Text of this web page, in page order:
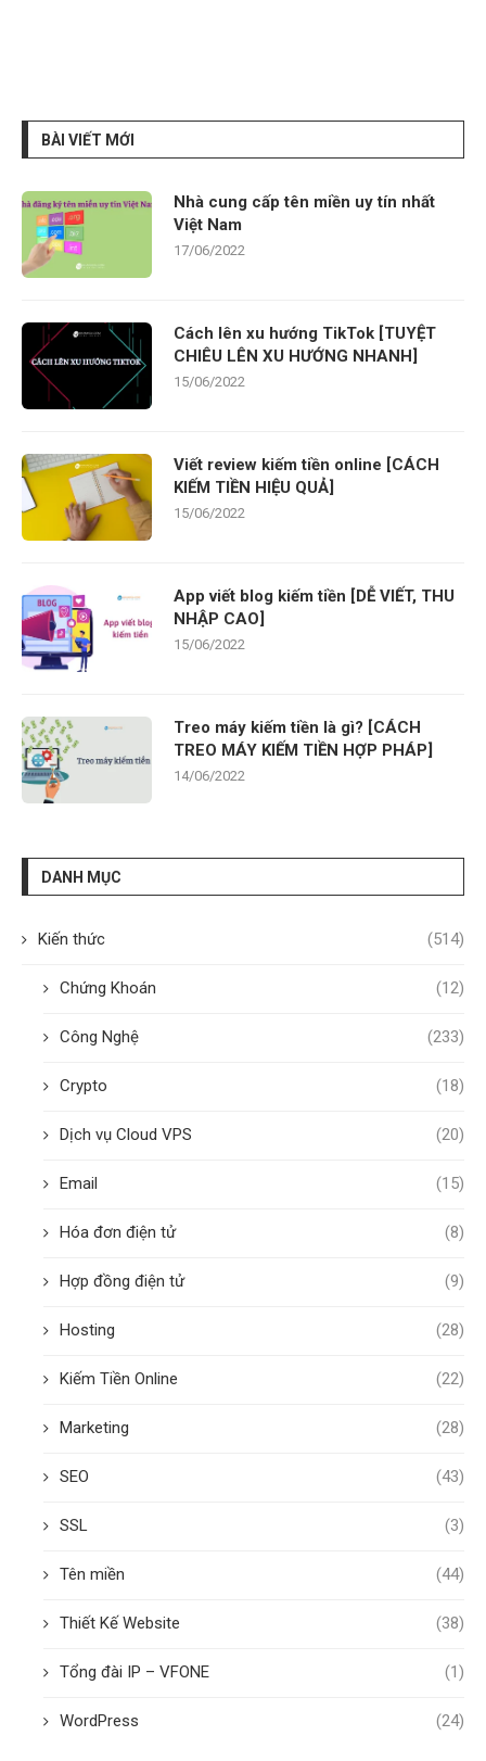
BÀI VIẾT MỚI
Nhà cung cấp tên miền uy tín nhất
Việt Nam
17/06/2022
Cách lên xu hướng TikTok [TUYỆT
CHIÊU LÊN XU HƯỚNG NHANH]
15/06/2022
Viết review kiếm tiền online [CÁCH
KIẾM TIỀN HIỆU QUẢ]
15/06/2022
App viết blog kiếm tiền [DỄ VIẾT, THU
NHẬP CAO]
15/06/2022
Treo máy kiếm tiền là gì? [CÁCH
TREO MÁY KIẾM TIỀN HỢP PHÁP]
14/06/2022
DANH MỤC
Kiến thức (514)
Chứng Khoán (12)
Công Nghệ (233)
Crypto (18)
Dịch vụ Cloud VPS (20)
Email (15)
Hóa đơn điện tử (8)
Hợp đồng điện tử (9)
Hosting (28)
Kiếm Tiền Online (22)
Marketing (28)
SEO (43)
SSL (3)
Tên miền (44)
Thiết Kế Website (38)
Tổng đài IP – VFONE (1)
WordPress (24)